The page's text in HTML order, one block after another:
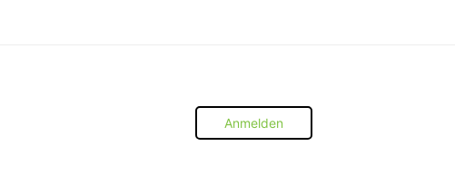
INSTITUTION
Anmelden